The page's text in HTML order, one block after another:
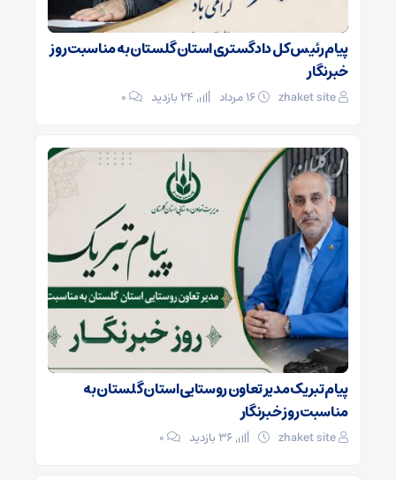
پیام رئیس کل دادگستری استان گلستان به مناسبت روز
خبرنگار
zhaket site ۰
پیام تبریک مدیر تعاون روستایی استان گلستان به
مناسبت روز خبرنگار
zhaket site ۰